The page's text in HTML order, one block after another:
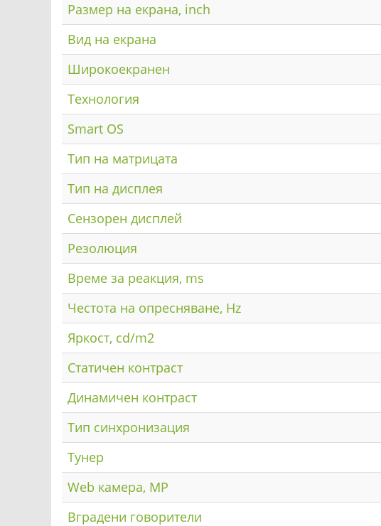
Размер на екрана, inch
Вид на екрана
Широкоекранен
Технология
Smart OS
Тип на матрицата
Тип на дисплея
Сензорен дисплей
Резолюция
Време за реакция, ms
Честота на опресняване, Hz
Яркост, cd/m2
Статичен контраст
Динамичен контраст
Тип синхронизация
Тунер
Web камера, MP
Вградени говорители